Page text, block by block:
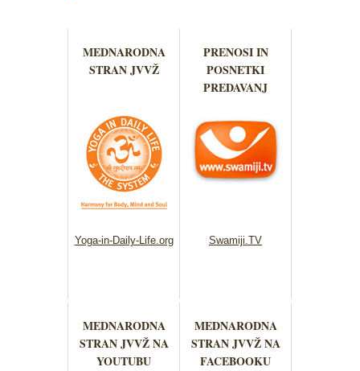
MEDNARODNA
STRAN JVVŽ
Yoga-in-Daily-Life.org
PRENOSI IN
POSNETKI
PREDAVANJ
Swamiji.TV
MEDNARODNA
STRAN JVVŽ NA
YOUTUBU
MEDNARODNA
STRAN JVVŽ NA
FACEBOOKU